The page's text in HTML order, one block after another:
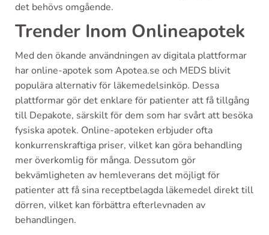
det behövs omgående.
Trender Inom Onlineapotek
Med den ökande användningen av digitala plattformar
har online-apotek som Apotea.se och MEDS blivit
populära alternativ för läkemedelsinköp. Dessa
plattformar gör det enklare för patienter att få tillgång
till Depakote, särskilt för dem som har svårt att besöka
fysiska apotek. Online-apoteken erbjuder ofta
konkurrenskraftiga priser, vilket kan göra behandling
mer överkomlig för många. Dessutom gör
bekvämligheten av hemleverans det möjligt för
patienter att få sina receptbelagda läkemedel direkt till
dörren, vilket kan förbättra efterlevnaden av
behandlingen.